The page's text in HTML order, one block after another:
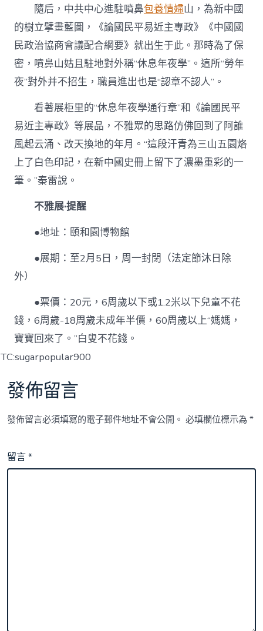
隨后，中共中心進駐噴鼻包養情婦山，為新中國
的樹立擘畫藍圖，《論國民平易近主專政》《中國國
民政治協商會議配合綱要》就出生于此。那時為了保
密，噴鼻山姑且駐地對外稱“休息年夜學”。這所“勞年
夜”對外并不招生，職員進出也是“認章不認人”。
看著展柜里的“休息年夜學通行章”和《論國民平
易近主專政》等展品，不雅眾的思路仿佛回到了阿誰
風起云涌、改天換地的年月。“這段汗青為三山五園烙
上了白色印記，在新中國史冊上留下了濃墨重彩的一
筆。”秦雷說。
不雅展·提醒
●地址：頤和園博物館
●展期：至2月5日，周一封閉（法定節沐日除
外）
●票價：20元，6周歲以下或1.2米以下兒童不花
錢，6周歲-18周歲未成年半價，60周歲以上“媽媽，
寶寶回來了。”白叟不花錢。
TC:sugarpopular900
發佈留言
發佈留言必須填寫的電子郵件地址不會公開。 必填欄位標示為*
留言*